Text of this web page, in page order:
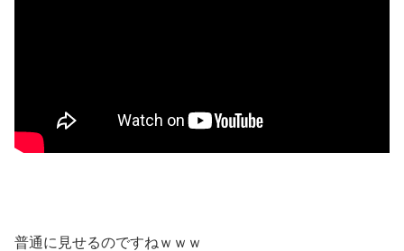
普通に見せるのですねｗｗｗ